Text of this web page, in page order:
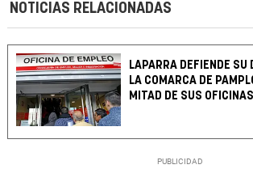
NOTICIAS RELACIONADAS
LAPARRA DEFIENDE SU
LA COMARCA DE
MITAD DE SUS